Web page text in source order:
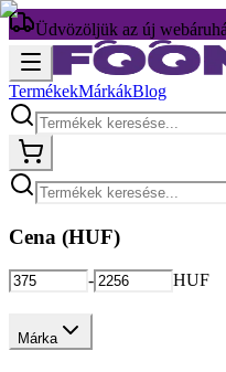
Üdvözöljük az új
TermékekMárkákBlog
Cena (HUF)
- HUF
Márka